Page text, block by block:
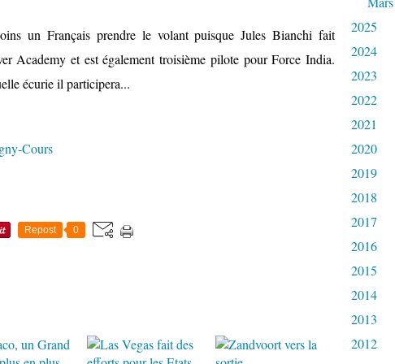
un Français prendre le volant puisque Jules Bianchi fait
Academy et est également troisième pilote pour Force India.
écurie il participera...
Cours
Repost 0
2025
2024
2023
2022
2021
2020
2019
2018
2017
2016
2015
2014
2013
2012